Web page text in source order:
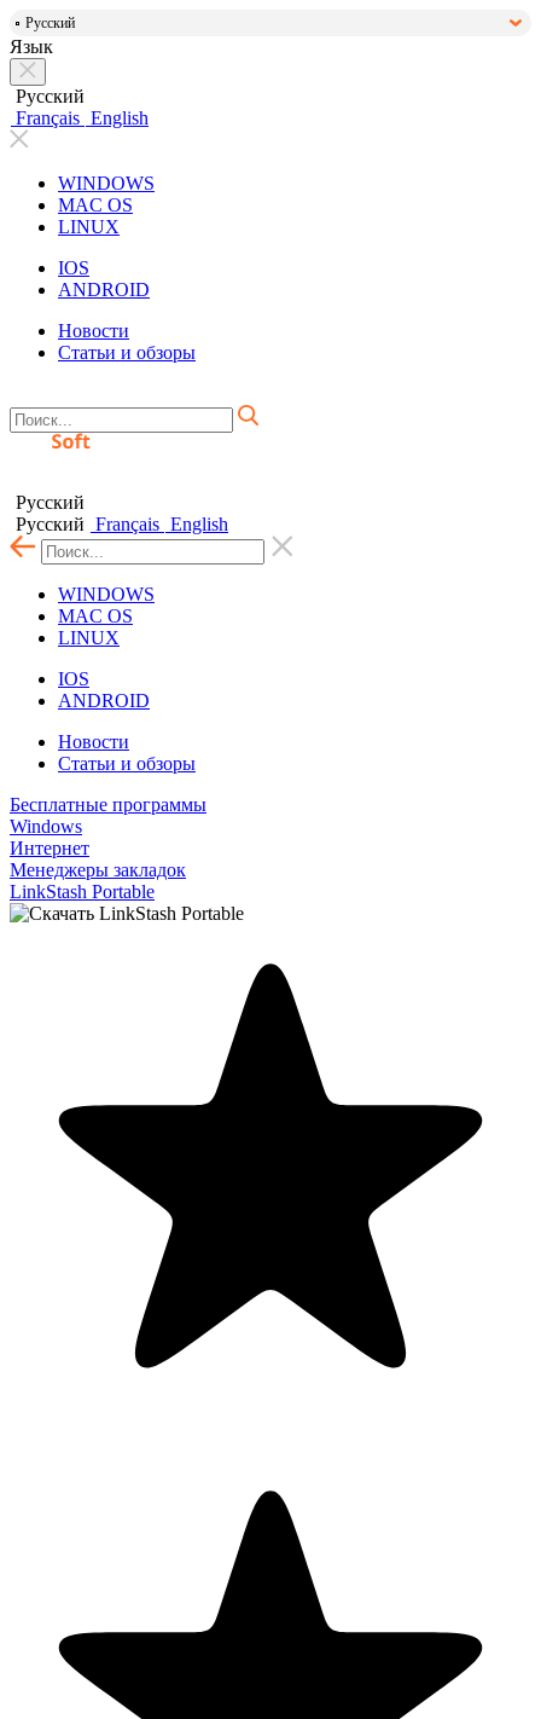
Русский
Язык
Русский
Français English
WINDOWS
MAC OS
LINUX
IOS
ANDROID
Новости
Статьи и обзоры
Русский
Русский Français English
WINDOWS
MAC OS
LINUX
IOS
ANDROID
Новости
Статьи и обзоры
Бесплатные программы
Windows
Интернет
Менеджеры закладок
LinkStash Portable